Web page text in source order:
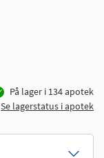
På lager i 134apotek
Se lagerstatus i apotek